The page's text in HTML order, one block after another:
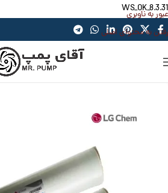
WS_OK_8.3.31
عبور به ناوبری
رفتن به محتوای اصلی